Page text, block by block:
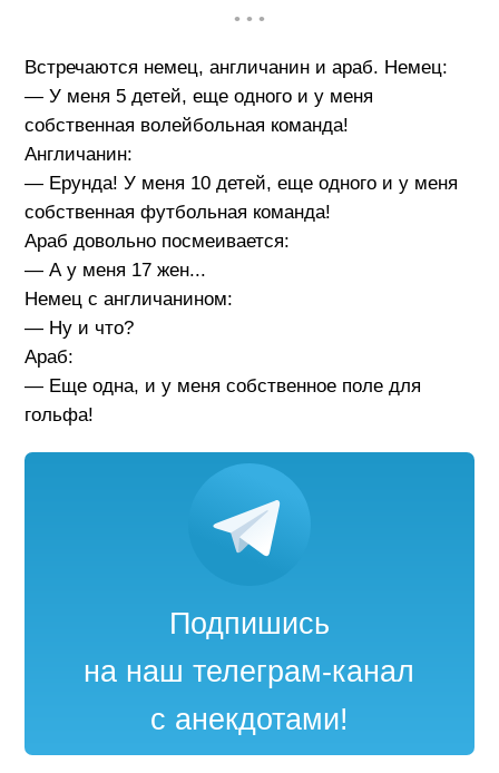
• • •
Встречаются немец, англичанин и араб. Немец:
— У меня 5 детей, еще одного и у меня
собственная волейбольная команда!
Англичанин:
— Ерунда! У меня 10 детей, еще одного и у меня
собственная футбольная команда!
Араб довольно посмеивается:
— А у меня 17 жен...
Немец с англичанином:
— Ну и что?
Араб:
— Еще одна, и у меня собственное поле для
гольфа!
Подпишись
на наш телеграм-канал
с анекдотами!